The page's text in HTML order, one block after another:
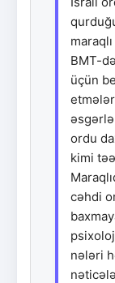
BMT-
üçün
ordu
kimi
cəhdi
nələri